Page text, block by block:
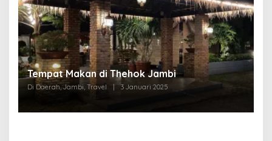
Tempat Makan di Thehok Jambi
Di Daerah, Jambi, Travel 3 Januari 2025